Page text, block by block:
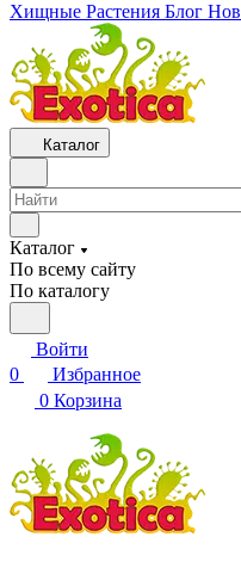
Хищные Растения Блог
Каталог
Каталог
По всему сайту
По каталогу
Войти
0
Избранное
0 Корзина